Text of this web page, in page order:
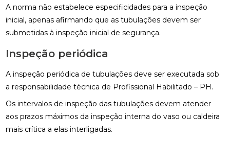
A norma não estabelece especificidades para a inspeção
inicial, apenas afirmando que as tubulações devem ser
submetidas à inspeção inicial de segurança.
Inspeção periódica
A inspeção periódica de tubulações deve ser executada sob
a responsabilidade técnica de Profissional Habilitado – PH.
Os intervalos de inspeção das tubulações devem atender
aos prazos máximos da inspeção interna do vaso ou caldeira
mais crítica a elas interligadas.